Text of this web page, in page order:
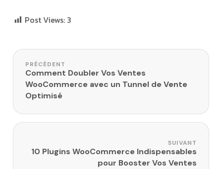
Post Views: 3
Navigation de l’article
PRÉCÉDENT
Comment Doubler Vos Ventes
WooCommerce avec un Tunnel de Vente
Optimisé
SUIVANT
10 Plugins WooCommerce Indispensables
pour Booster Vos Ventes